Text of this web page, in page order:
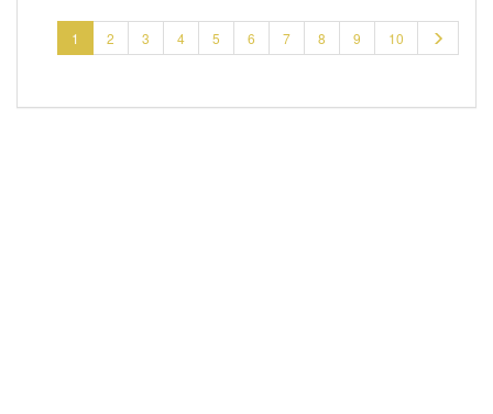
1 2 3 4 5 6 7 8 9 10